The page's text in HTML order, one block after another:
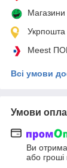
Укрпошта
Meest
Всі умови
Умови
Ви
або гроші